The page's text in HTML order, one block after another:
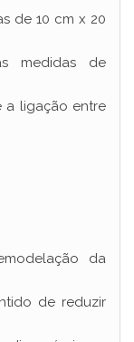
de 10 cm x 20
medidas de
a ligação entre
da
de reduzir